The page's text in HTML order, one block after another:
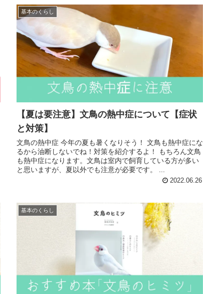
基本のくらし
【夏は要注意】文鳥の熱中症について【症状
と対策】
文鳥の熱中症 今年の夏も暑くなりそう！ 文鳥も熱中症にな
るから油断しないでね！対策を紹介するよ！ もちろん文鳥
も熱中症になります。文鳥は室内で飼育している方が多い
と思いますが、夏以外でも注意が必要です。 ...
2022.06.26
基本のくらし